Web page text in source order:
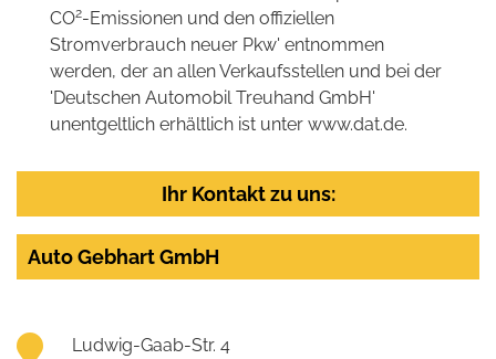
CO2-Emissionen und den offiziellen
Stromverbrauch neuer Pkw' entnommen
werden, der an allen Verkaufsstellen und bei der
'Deutschen Automobil Treuhand GmbH'
unentgeltlich erhältlich ist unter www.dat.de.
Ihr Kontakt zu uns:
Auto Gebhart GmbH
Ludwig-Gaab-Str. 4